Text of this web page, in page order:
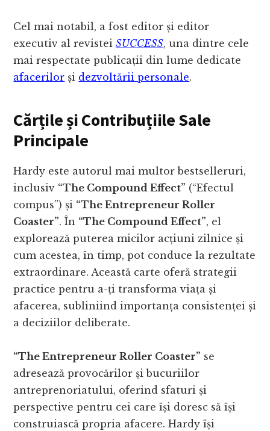
Cel mai notabil, a fost editor și editor
executiv al revisteiSUCCESS, una dintre cele
mai respectate publicații din lume dedicate
afacerilor și dezvoltării personale.
Cărțile și Contribuțiile Sale
Principale
Hardy este autorul mai multor bestselleruri,
inclusiv “The Compound Effect” (“Efectul
compus”) și “The Entrepreneur Roller
Coaster”. În “The Compound Effect”, el
explorează puterea micilor acțiuni zilnice și
cum acestea, în timp, pot conduce la rezultate
extraordinare. Această carte oferă strategii
practice pentru a-ți transforma viața și
afacerea, subliniind importanța consistenței și
a deciziilor deliberate.
“The Entrepreneur Roller Coaster” se
adresează provocărilor și bucuriilor
antreprenoriatului, oferind sfaturi și
perspective pentru cei care își doresc să își
construiască propria afacere. Hardy își